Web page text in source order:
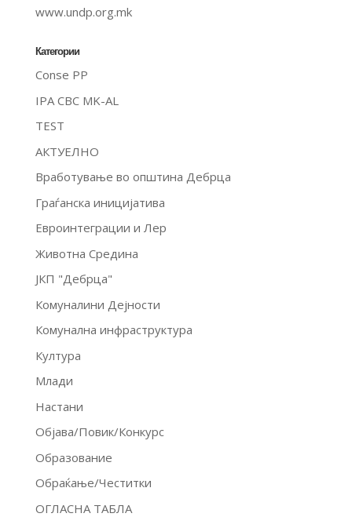
www.undp.org.mk
Категории
Conse PP
IPA CBC MK-AL
TEST
АКТУЕЛНО
Вработување во општина Дебрца
Граѓанска иницијатива
Евроинтеграции и Лер
Животна Средина
ЈКП "Дебрца"
Комуналини Дејности
Комунална инфраструктура
Култура
Млади
Настани
Објава/Повик/Конкурс
Образование
Обраќање/Честитки
ОГЛАСНА ТАБЛА